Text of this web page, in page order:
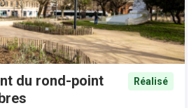
du rond-point
Réalisé